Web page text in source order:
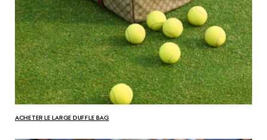
ACHETER LE LARGE DUFFLE BAG